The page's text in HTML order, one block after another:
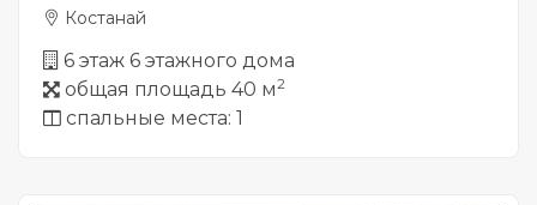
Костанай
6 этаж 6 этажного дома
общая площадь 40 м2
спальные места: 1